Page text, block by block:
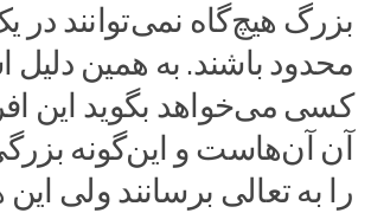
بزرگ هیچ‌گاه نمی‌توانند در
محدود باشند. به همین
کسی می‌خواهد بگوید این
آن آن‌هاست و این‌گونه
را به تعالی برسانند ولی این